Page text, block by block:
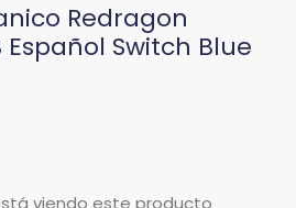
Redragon
Español Switch Blue